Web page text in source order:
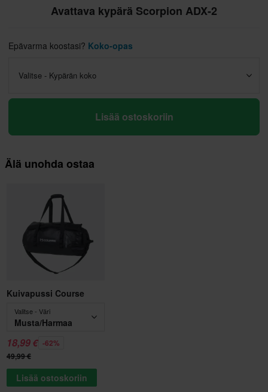
Avattava kypärä Scorpion ADX-2
Epävarma koostasi? Koko-opas
Valitse - Kypärän koko
Lisää ostoskoriin
Älä unohda ostaa
Kuivapussi Course
Valitse - Väri
Musta/Harmaa
18,99 € -62%
49,99 €
Lisää ostoskoriin